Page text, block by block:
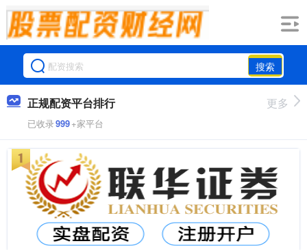
搜索
正规配资平台排行
已收录999+家平台
更多